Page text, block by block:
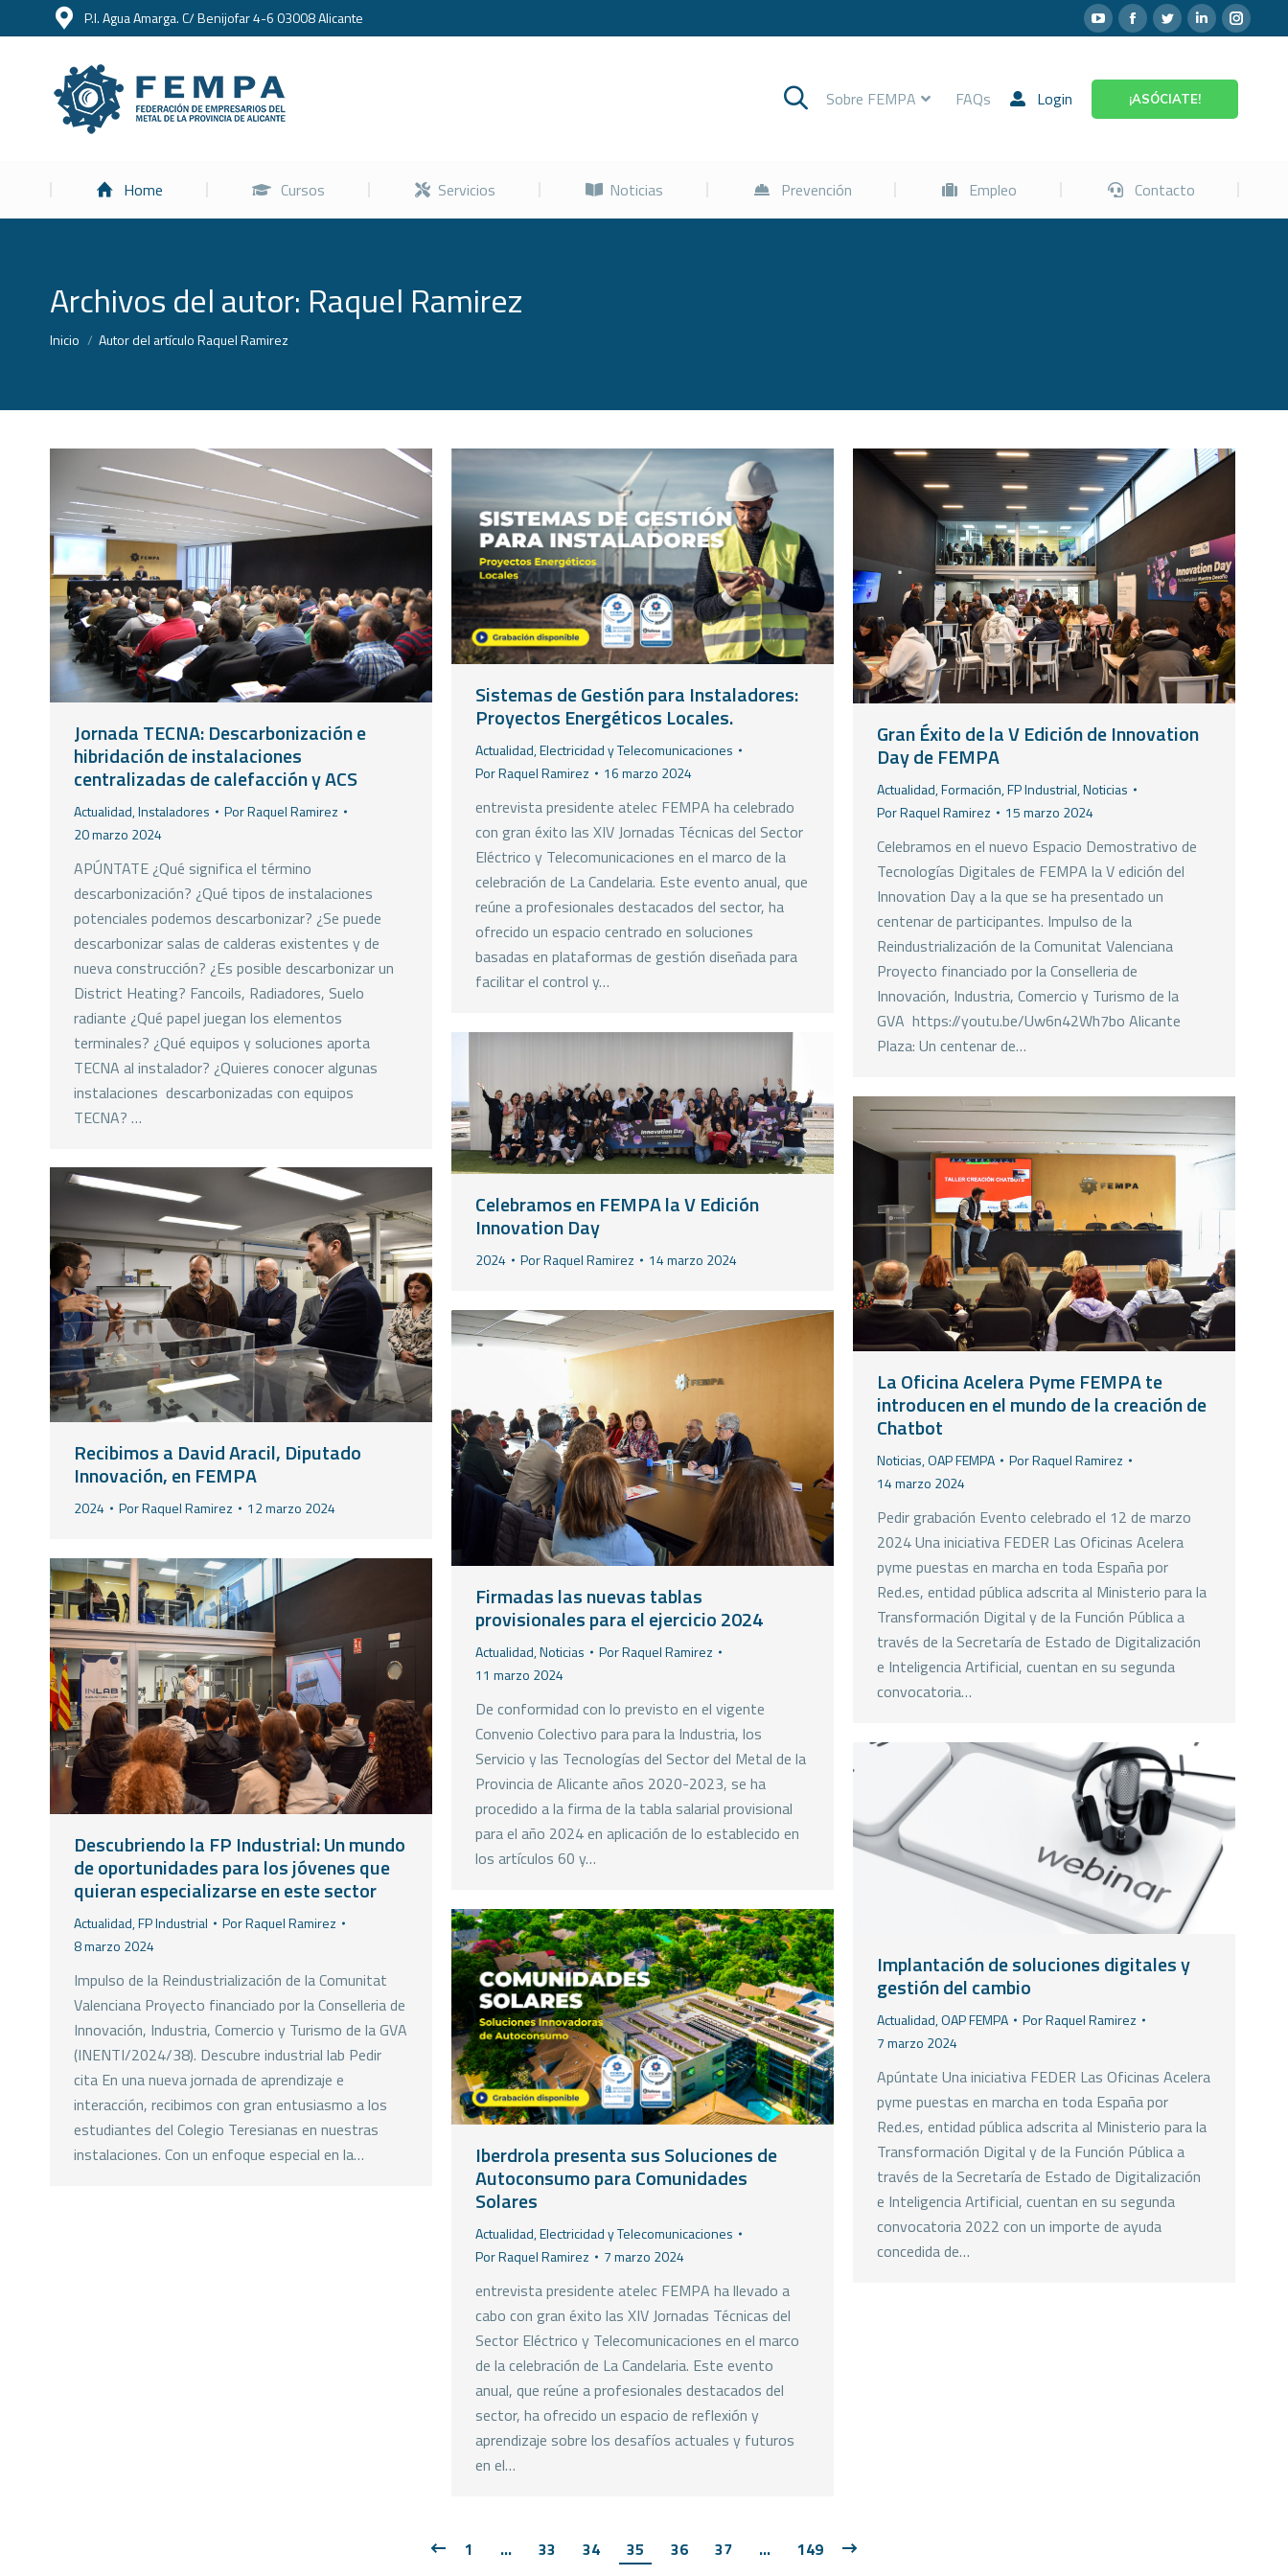
P.I. Agua Amarga. C/ Benijofar 4-6 03008 Alicante
Sobre FEMPA FAQs Login ¡ASÓCIATE!
Home Cursos Servicios Noticias Prevención Empleo Contacto
Archivos del autor: Raquel Ramirez
Estás aquí:
Inicio Autor del artículo Raquel Ramirez
Jornada TECNA: Descarbonización e
hibridación de instalaciones
centralizadas de calefacción y ACS
Actualidad,Instaladores PorRaquel Ramirez
20 marzo 2024
APÚNTATE ¿Qué significa el término
descarbonización? ¿Qué tipos de instalaciones
potenciales podemos descarbonizar? ¿Se puede
descarbonizar salas de calderas existentes y de
nueva construcción? ¿Es posible descarbonizar un
District Heating? Fancoils, Radiadores, Suelo
radiante ¿Qué papel juegan los elementos
terminales? ¿Qué equipos y soluciones aporta
TECNA al instalador? ¿Quieres conocer algunas
instalaciones descarbonizadas con equipos
TECNA? …
Sistemas de Gestión para Instaladores:
Proyectos Energéticos Locales.
Actualidad,Electricidad y Telecomunicaciones
PorRaquel Ramirez 16 marzo 2024
entrevista presidente atelec FEMPA ha celebrado
con gran éxito las XIV Jornadas Técnicas del Sector
Eléctrico y Telecomunicaciones en el marco de la
celebración de La Candelaria. Este evento anual, que
reúne a profesionales destacados del sector, ha
ofrecido un espacio centrado en soluciones
basadas en plataformas de gestión diseñada para
facilitar el control y…
Gran Éxito de la V Edición de Innovation
Day de FEMPA
Actualidad,Formación,FP Industrial,Noticias
PorRaquel Ramirez 15 marzo 2024
Celebramos en el nuevo Espacio Demostrativo de
Tecnologías Digitales de FEMPA la V edición del
Innovation Day a la que se ha presentado un
centenar de participantes. Impulso de la
Reindustrialización de la Comunitat Valenciana
Proyecto financiado por la Conselleria de
Innovación, Industria, Comercio y Turismo de la
GVA https://youtu.be/Uw6n42Wh7bo Alicante
Plaza: Un centenar de…
Celebramos en FEMPA la V Edición
Innovation Day
2024 PorRaquel Ramirez 14 marzo 2024
La Oficina Acelera Pyme FEMPA te
introducen en el mundo de la creación de
Chatbot
Noticias,OAP FEMPA PorRaquel Ramirez
14 marzo 2024
Pedir grabación Evento celebrado el 12 de marzo
2024 Una iniciativa FEDER Las Oficinas Acelera
pyme puestas en marcha en toda España por
Red.es, entidad pública adscrita al Ministerio para la
Transformación Digital y de la Función Pública a
través de la Secretaría de Estado de Digitalización
e Inteligencia Artificial, cuentan en su segunda
convocatoria…
Recibimos a David Aracil, Diputado
Innovación, en FEMPA
2024 PorRaquel Ramirez 12 marzo 2024
Firmadas las nuevas tablas
provisionales para el ejercicio 2024
Actualidad,Noticias PorRaquel Ramirez
11 marzo 2024
De conformidad con lo previsto en el vigente
Convenio Colectivo para para la Industria, los
Servicio y las Tecnologías del Sector del Metal de la
Provincia de Alicante años 2020-2023, se ha
procedido a la firma de la tabla salarial provisional
para el año 2024 en aplicación de lo establecido en
los artículos 60 y…
Descubriendo la FP Industrial: Un mundo
de oportunidades para los jóvenes que
quieran especializarse en este sector
Actualidad,FP Industrial PorRaquel Ramirez
8 marzo 2024
Impulso de la Reindustrialización de la Comunitat
Valenciana Proyecto financiado por la Conselleria de
Innovación, Industria, Comercio y Turismo de la GVA
(INENTI/2024/38). Descubre industrial lab Pedir
cita En una nueva jornada de aprendizaje e
interacción, recibimos con gran entusiasmo a los
estudiantes del Colegio Teresianas en nuestras
instalaciones. Con un enfoque especial en la…
Implantación de soluciones digitales y
gestión del cambio
Actualidad,OAP FEMPA PorRaquel Ramirez
7 marzo 2024
Apúntate Una iniciativa FEDER Las Oficinas Acelera
pyme puestas en marcha en toda España por
Red.es, entidad pública adscrita al Ministerio para la
Transformación Digital y de la Función Pública a
través de la Secretaría de Estado de Digitalización
e Inteligencia Artificial, cuentan en su segunda
convocatoria 2022 con un importe de ayuda
concedida de…
Iberdrola presenta sus Soluciones de
Autoconsumo para Comunidades
Solares
Actualidad,Electricidad y Telecomunicaciones
PorRaquel Ramirez 7 marzo 2024
entrevista presidente atelec FEMPA ha llevado a
cabo con gran éxito las XIV Jornadas Técnicas del
Sector Eléctrico y Telecomunicaciones en el marco
de la celebración de La Candelaria. Este evento
anual, que reúne a profesionales destacados del
sector, ha ofrecido un espacio de reflexión y
aprendizaje sobre los desafíos actuales y futuros
en el…
1 … 33 34 35 36 37 … 149
Home Cursos Servicios Noticias Prevención Empleo Contacto